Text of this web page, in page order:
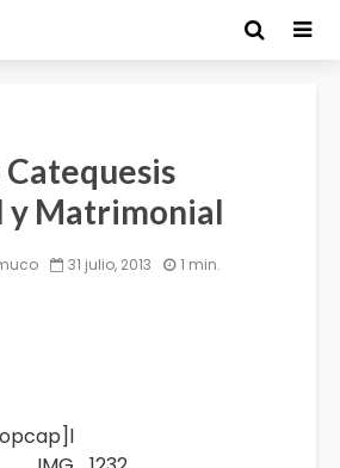
Catequesis
y Matrimonial
31 julio, 2013 1 min.